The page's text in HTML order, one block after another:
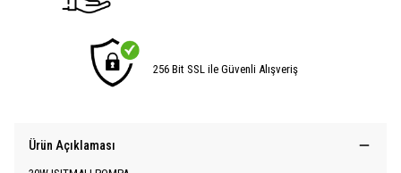
256 Bit SSL ile Güvenli Alışveriş
Ürün Açıklaması